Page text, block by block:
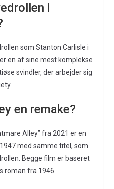
i
som Stanton Carlisle i
en af sine mest komplekse
svindler, der arbejder sig
en remake?
Alley” fra 2021 er en
med samme titel, som
Begge film er baseret
roman fra 1946.